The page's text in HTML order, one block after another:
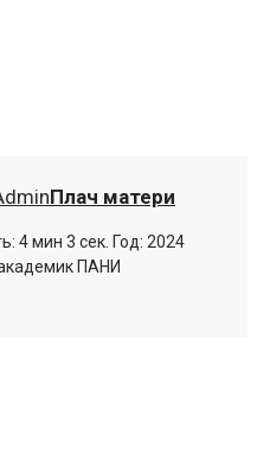
Плач матери
4 мин 3 сек. Год: 2024
ПАНИ